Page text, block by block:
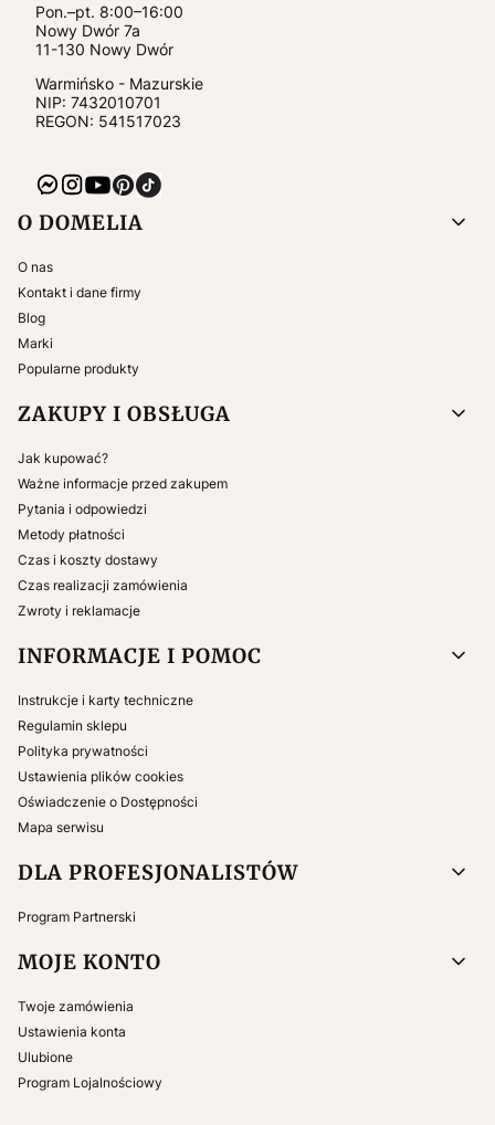
Pon.–pt. 8:00–16:00
Nowy Dwór 7a
11-130 Nowy Dwór
Warmińsko - Mazurskie
NIP: 7432010701
REGON: 541517023
Linki w stopce
O DOMELIA
O nas
Kontakt i dane firmy
Blog
Marki
Popularne produkty
ZAKUPY I OBSŁUGA
Jak kupować?
Ważne informacje przed zakupem
Pytania i odpowiedzi
Metody płatności
Czas i koszty dostawy
Czas realizacji zamówienia
Zwroty i reklamacje
INFORMACJE I POMOC
Instrukcje i karty techniczne
Regulamin sklepu
Polityka prywatności
Ustawienia plików cookies
Oświadczenie o Dostępności
Mapa serwisu
DLA PROFESJONALISTÓW
Program Partnerski
MOJE KONTO
Twoje zamówienia
Ustawienia konta
Ulubione
Program Lojalnościowy